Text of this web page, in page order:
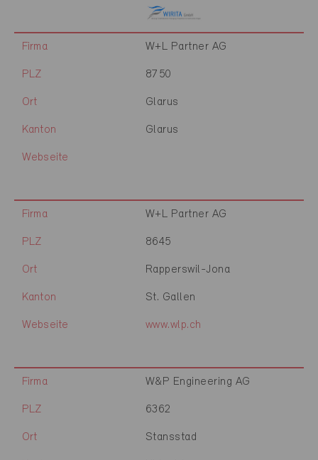
Firma W+L Partner AG
PLZ 8750
Ort Glarus
Kanton Glarus
Webseite
Firma W+L Partner AG
PLZ 8645
Ort Rapperswil-Jona
Kanton St. Gallen
Webseite www.wlp.ch
Firma W&P Engineering AG
PLZ 6362
Ort Stansstad